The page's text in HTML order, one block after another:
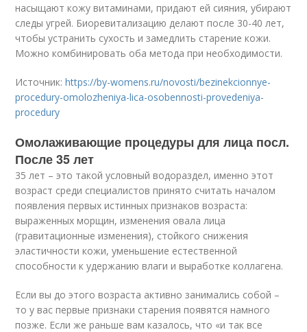
насыщают кожу витаминами, придают ей сияния, убирают
следы угрей. Биоревитализацию делают после 30-40 лет,
чтобы устранить сухость и замедлить старение кожи.
Можно комбинировать оба метода при необходимости.
Источник:https://by-womens.ru/novosti/bezinekcionnye-
procedury-omolozheniya-lica-osobennosti-provedeniya-
procedury
Омолаживающие процедуры для лица посл.
После 35 лет
35 лет – это такой условный водораздел, именно этот
возраст среди специалистов принято считать началом
появления первых истинных признаков возраста:
выраженных морщин, изменения овала лица
(гравитационные изменения), стойкого снижения
эластичности кожи, уменьшение естественной
способности к удержанию влаги и выработке коллагена.
Если вы до этого возраста активно занимались собой –
то у вас первые признаки старения появятся намного
позже. Если же раньше вам казалось, что «и так все